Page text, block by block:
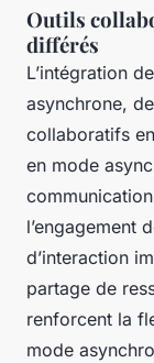
Outils
différés
L’intégration
asynchrone,
collaboratifs
en mode
l’engagement
d’interaction
partage de
renforcent la
mode